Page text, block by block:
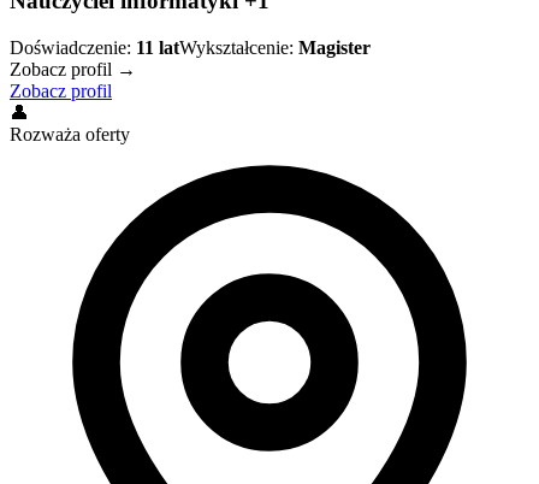
Doświadczenie: 11 latWykształcenie: Magister
Zobacz profil →
Zobacz profil
👤
Rozważa oferty